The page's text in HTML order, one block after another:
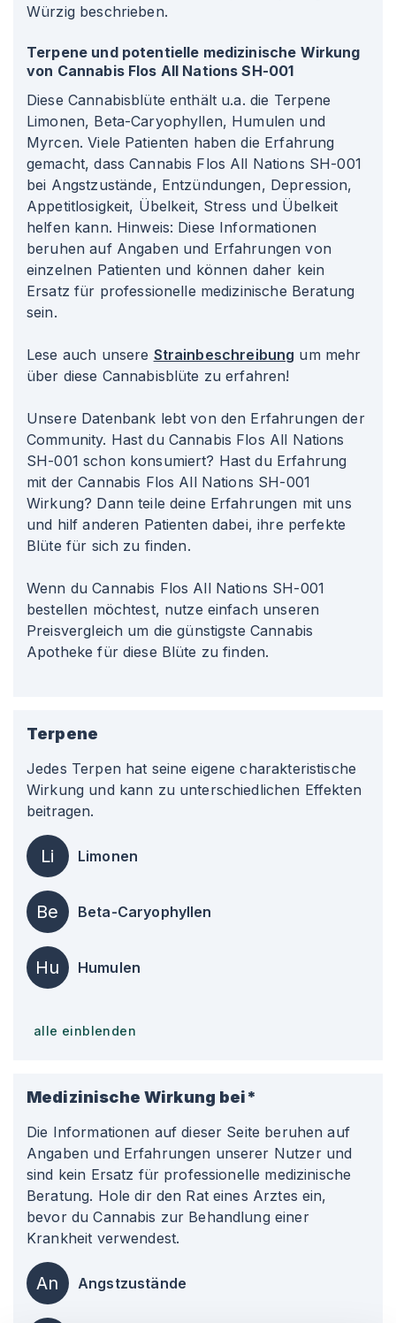
Würzig beschrieben.
Terpene und potentielle medizinische Wirkung
von Cannabis Flos All Nations SH-001
Diese Cannabisblüte enthält u.a. die Terpene
Limonen, Beta-Caryophyllen, Humulen und
Myrcen. Viele Patienten haben die Erfahrung
gemacht, dass Cannabis Flos All Nations SH-001
bei Angstzustände, Entzündungen, Depression,
Appetitlosigkeit, Übelkeit, Stress und Übelkeit
helfen kann. Hinweis: Diese Informationen
beruhen auf Angaben und Erfahrungen von
einzelnen Patienten und können daher kein
Ersatz für professionelle medizinische Beratung
sein.
Lese auch unsere Strainbeschreibung um mehr
über diese Cannabisblüte zu erfahren!
Unsere Datenbank lebt von den Erfahrungen der
Community. Hast du Cannabis Flos All Nations
SH-001 schon konsumiert? Hast du Erfahrung
mit der Cannabis Flos All Nations SH-001
Wirkung? Dann teile deine Erfahrungen mit uns
und hilf anderen Patienten dabei, ihre perfekte
Blüte für sich zu finden.
Wenn du Cannabis Flos All Nations SH-001
bestellen möchtest, nutze einfach unseren
Preisvergleich um die günstigste Cannabis
Apotheke für diese Blüte zu finden.
Terpene
Jedes Terpen hat seine eigene charakteristische
Wirkung und kann zu unterschiedlichen Effekten
beitragen.
Li Limonen
Be Beta-Caryophyllen
Hu Humulen
alle einblenden
Medizinische Wirkung bei*
Die Informationen auf dieser Seite beruhen auf
Angaben und Erfahrungen unserer Nutzer und
sind kein Ersatz für professionelle medizinische
Beratung. Hole dir den Rat eines Arztes ein,
bevor du Cannabis zur Behandlung einer
Krankheit verwendest.
An Angstzustände